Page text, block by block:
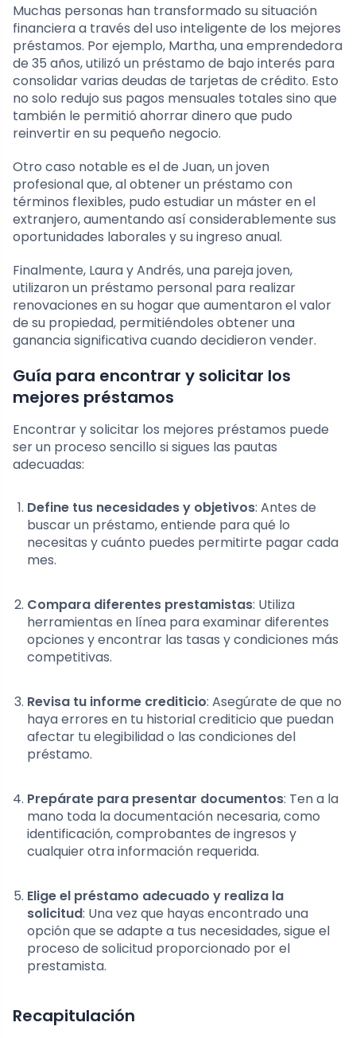
Muchas personas han transformado su situación
financiera a través del uso inteligente de los mejores
préstamos. Por ejemplo, Martha, una emprendedora
de 35 años, utilizó un préstamo de bajo interés para
consolidar varias deudas de tarjetas de crédito. Esto
no solo redujo sus pagos mensuales totales sino que
también le permitió ahorrar dinero que pudo
reinvertir en su pequeño negocio.
Otro caso notable es el de Juan, un joven
profesional que, al obtener un préstamo con
términos flexibles, pudo estudiar un máster en el
extranjero, aumentando así considerablemente sus
oportunidades laborales y su ingreso anual.
Finalmente, Laura y Andrés, una pareja joven,
utilizaron un préstamo personal para realizar
renovaciones en su hogar que aumentaron el valor
de su propiedad, permitiéndoles obtener una
ganancia significativa cuando decidieron vender.
Guía para encontrar y solicitar los
mejores préstamos
Encontrar y solicitar los mejores préstamos puede
ser un proceso sencillo si sigues las pautas
adecuadas:
Define tus necesidades y objetivos: Antes de
buscar un préstamo, entiende para qué lo
necesitas y cuánto puedes permitirte pagar cada
mes.
Compara diferentes prestamistas: Utiliza
herramientas en línea para examinar diferentes
opciones y encontrar las tasas y condiciones más
competitivas.
Revisa tu informe crediticio: Asegúrate de que no
haya errores en tu historial crediticio que puedan
afectar tu elegibilidad o las condiciones del
préstamo.
Prepárate para presentar documentos: Ten a la
mano toda la documentación necesaria, como
identificación, comprobantes de ingresos y
cualquier otra información requerida.
Elige el préstamo adecuado y realiza la
solicitud: Una vez que hayas encontrado una
opción que se adapte a tus necesidades, sigue el
proceso de solicitud proporcionado por el
prestamista.
Recapitulación